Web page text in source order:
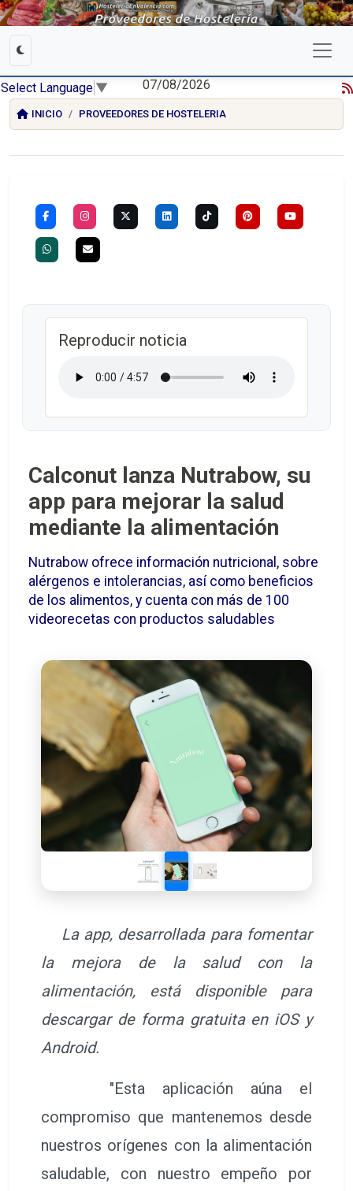
Select Language ▼ 07/08/2026
INICIO PROVEEDORES DE HOSTELERIA
Reproducir noticia
Calconut lanza Nutrabow, su
app para mejorar la salud
mediante la alimentación
Nutrabow ofrece información nutricional, sobre
alérgenos e intolerancias, así como beneficios
de los alimentos, y cuenta con más de 100
videorecetas con productos saludables
La app, desarrollada para fomentar
la mejora de la salud con la
alimentación, está disponible para
descargar de forma gratuita en iOS y
Android.
"Esta aplicación aúna el
compromiso que mantenemos desde
nuestros orígenes con la alimentación
saludable, con nuestro empeño por